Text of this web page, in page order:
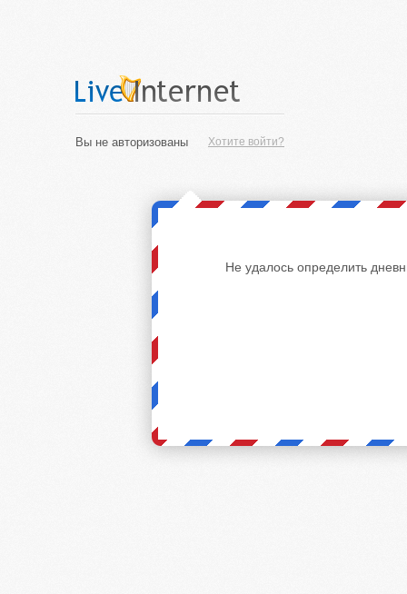
Хотите войти?
Вы не авторизованы
Не удалось определить